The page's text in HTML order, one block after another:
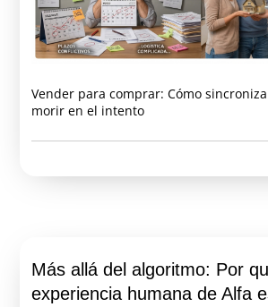
Vender para comprar: Cómo
morir en el intento
Más allá del algoritmo: Por
experiencia humana de Alfa